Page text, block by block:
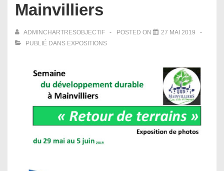
Mainvilliers
ADMINCHARTRESOBJECTIF POSTED ON
27 MAI 2019
PUBLIÉ DANS EXPOSITIONS